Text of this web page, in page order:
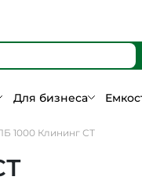
Для бизнеса
1000 Клининг СТ